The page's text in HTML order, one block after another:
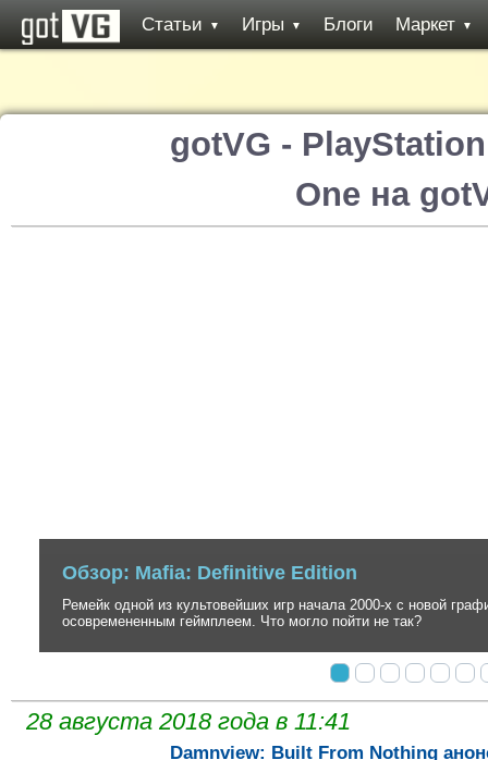
Статьи ▼ Игры ▼ Блоги Маркет ▼
gotVG -
One на
Обзор: Ghost of Tsushima
Невероятно стильный, но до безобразия вторичный экшен в
создателей серии inFamous.
28 августа 2018 года в 11:41
Damnview: Built From Nothing